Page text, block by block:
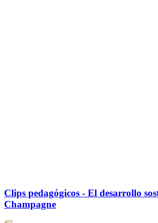
Clips pedagógicos - El desarrollo
Champagne